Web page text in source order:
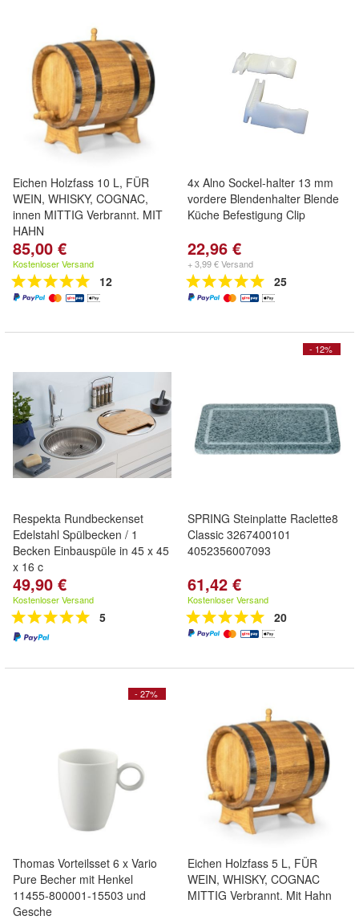
Eichen Holzfass 10 L, FÜR
WEIN, WHISKY, COGNAC,
innen MITTIG Verbrannt. MIT
HAHN
85,00 €
Kostenloser Versand
12
4x Alno Sockel-halter 13 mm
vordere Blendenhalter Blende
Küche Befestigung Clip
22,96 €
+ 3,99 € Versand
25
Respekta Rundbeckenset
Edelstahl Spülbecken / 1
Becken Einbauspüle in 45 x 45
x 16 c
49,90 €
Kostenloser Versand
5
- 12%
SPRING Steinplatte Raclette8
Classic 3267400101
4052356007093
61,42 €
Kostenloser Versand
20
- 27%
Thomas Vorteilsset 6 x Vario
Pure Becher mit Henkel
11455-800001-15503 und
Gesche
Eichen Holzfass 5 L, FÜR
WEIN, WHISKY, COGNAC
MITTIG Verbrannt. Mit Hahn